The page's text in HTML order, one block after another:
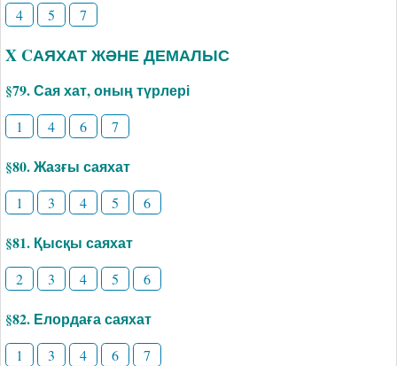
4 5 7
X CАЯХАТ ЖӘНЕ ДЕМАЛЫС
§79. Сая хат, оның түрлері
1 4 6 7
§80. Жазғы саяхат
1 3 4 5 6
§81. Қысқы саяхат
2 3 4 5 6
§82. Елордаға саяхат
1 3 4 6 7